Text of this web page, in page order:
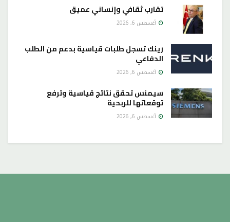
تقارب ثقافي وإنساني عميق
أغسطس 6, 2026
رينك تسجل طلبات قياسية بدعم من الطلب
الدفاعي
أغسطس 6, 2026
سيمنس تحقق نتائج قياسية وترفع
توقعاتها للربحية
أغسطس 6, 2026